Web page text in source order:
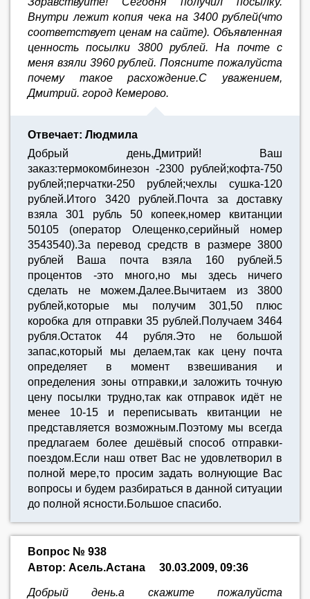
Внутри лежит копия чека на 3400 рублей(что
соответствует ценам на сайте). Объявленная
ценность посылки 3800 рублей. На почте с
меня взяли 3960 рублей. Поясните пожалуйста
почему такое расхождение.С уважением,
Дмитрий. город Кемерово.
Отвечает: Людмила
Добрый день,Дмитрий! Ваш
заказ:термокомбинезон -2300 рублей;кофта-750
рублей;перчатки-250 рублей;чехлы сушка-120
рублей.Итого 3420 рублей.Почта за доставку
взяла 301 рубль 50 копеек,номер квитанции
50105 (оператор Олещенко,серийный номер
3543540).За перевод средств в размере 3800
рублей Ваша почта взяла 160 рублей.5
процентов -это много,но мы здесь ничего
сделать не можем.Далее.Вычитаем из 3800
рублей,которые мы получим 301,50 плюс
коробка для отправки 35 рублей.Получаем 3464
рубля.Остаток 44 рубля.Это не большой
запас,который мы делаем,так как цену почта
определяет в момент взвешивания и
определения зоны отправки,и заложить точную
цену посылки трудно,так как отправок идёт не
менее 10-15 и переписывать квитанции не
представляется возможным.Поэтому мы всегда
предлагаем более дешёвый способ отправки-
поездом.Если наш ответ Вас не удовлетворил в
полной мере,то просим задать волнующие Вас
вопросы и будем разбираться в данной ситуации
до полной ясности.Большое спасибо.
Вопрос № 938
Автор: Асель.Астана
30.03.2009, 09:36
Добрый день.а скажите пожалуйста